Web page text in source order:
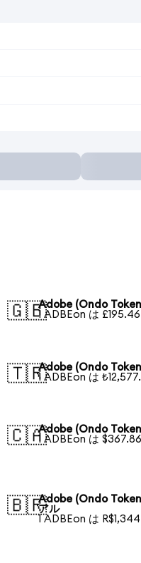
🇬🇧Adobe (Ondo
1 ADBEon は
🇹🇷Adobe (Ondo
1 ADBEon は
🇨🇦Adobe (Ondo
1 ADBEon は
🇧🇷Adobe (Ondo
アル
1 ADBEon は